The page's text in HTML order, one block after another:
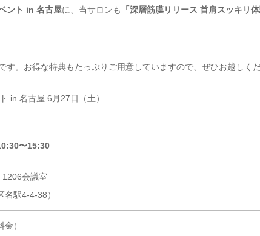
ント in 名古屋に、当サロンも 「深層筋膜リリース 首肩スッキリ体
。お得な特典もたっぷりご用意していますので、ぜひお越しくだ
〜15:30
1206会議室
名駅4-4-38）
金）